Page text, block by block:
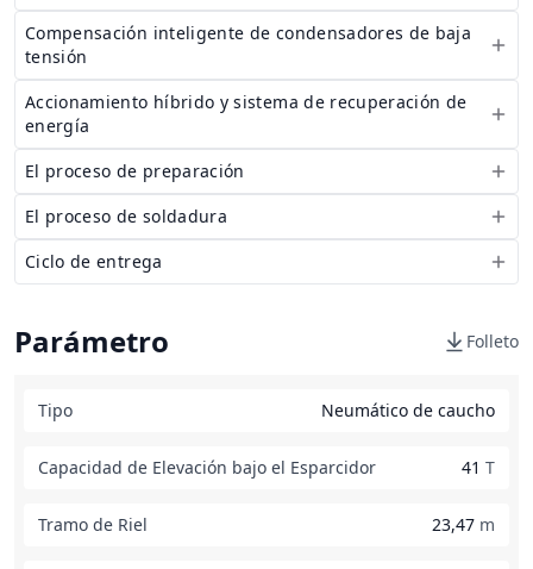
Compensación inteligente de condensadores de baja
tensión
Accionamiento híbrido y sistema de recuperación de
energía
El proceso de preparación
El proceso de soldadura
Ciclo de entrega
Parámetro Folleto
Tipo Neumático de caucho
Capacidad de Elevación bajo el Esparcidor 41 T
Tramo de Riel 23,47 m